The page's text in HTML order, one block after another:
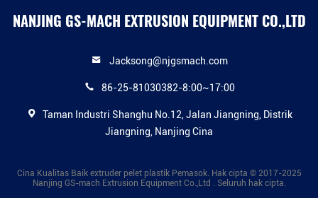
NANJING GS-MACH EXTRUSION EQUIPMENT CO.,LTD
Jacksong@njgsmach.com
86-25-81030382-8:00~17:00
Taman Industri Shanghu No.12, Jalan Jiangning, Distrik
Jiangning, Nanjing Cina
Cina Kualitas Baik extruder pelet plastik Pemasok. Hak cipta © 2017-2025
Nanjing GS-mach Extrusion Equipment Co.,Ltd . Seluruh hak cipta.